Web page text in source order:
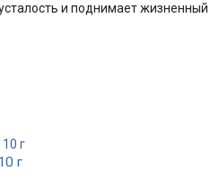
и поднимает жизненный
г